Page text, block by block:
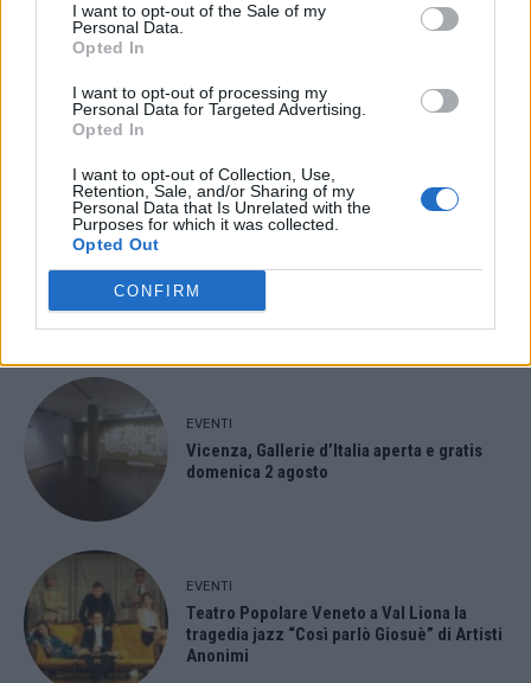
I want to opt-out of the Sale of my
Personal Data.
Opted In
I want to opt-out of processing my
Personal Data for Targeted Advertising.
Opted In
I want to opt-out of Collection, Use,
Retention, Sale, and/or Sharing of my
Personal Data that Is Unrelated with the
Purposes for which it was collected.
Opted Out
CONFIRM
“Teatro in casa”: il 5 agosto il primo
spettacolo a Marano Vicentino con Maria
Salotti Urbani 2026 al Bixio di Vicenza:
agosto inizia con libri, poesie e musica
EVENTI
Vicenza, Gallerie d’Italia aperta e gratis
domenica 2 agosto
EVENTI
Teatro Popolare Veneto a Val Liona la
tragedia jazz “Così parlò Giosuè” di Artisti
Anonimi